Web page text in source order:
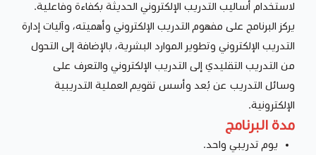
لاستخدام أساليب التدريب الإلكتروني الحديثة بكفاءة وفاعلية.
يركز البرنامج على مفهوم التدريب الإلكتروني وأهميته، وآليات إدارة
التدريب الإلكتروني وتطوير الموارد البشرية، بالإضافة إلى التحول
من التدريب التقليدي إلى التدريب الإلكتروني والتعرف على
وسائل التدريب عن بُعد وأسس تقويم العملية التدريبية
الإلكترونية.
مدة البرنامج
يوم تدريبي واحد.